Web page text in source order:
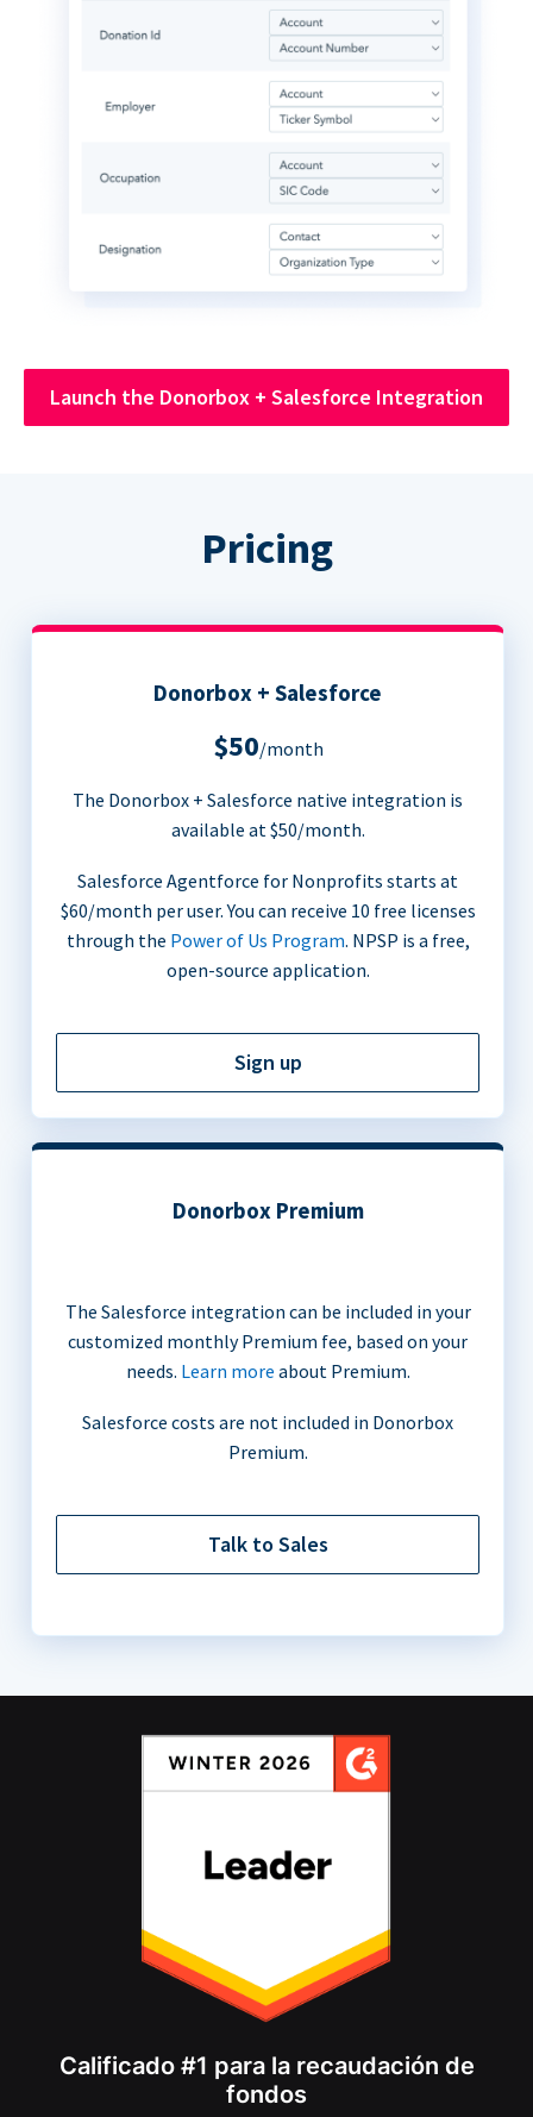
Launch the Donorbox + Salesforce Integration
Pricing
Donorbox + Salesforce
$50/month
The Donorbox + Salesforce native integration is
available at $50/month.
Salesforce Agentforce for Nonprofits starts at
$60/month per user. You can receive 10 free licenses
through the Power of Us Program. NPSP is a free,
open-source application.
Sign up
Donorbox Premium
The Salesforce integration can be included in your
customized monthly Premium fee, based on your
needs. Learn more about Premium.
Salesforce costs are not included in Donorbox
Premium.
Talk to Sales
Calificado #1 para la recaudación de
fondos